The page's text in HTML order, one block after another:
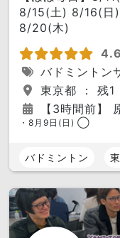
8/15(土) 8/16(日
8/20(木)
バドミントン
東京都 ： 残
【3時間前】
・8月9日(日) ◯
バドミントン